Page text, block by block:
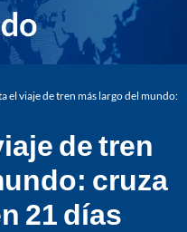
el viaje de tren más largo del mundo:
de tren
cruza
21 días